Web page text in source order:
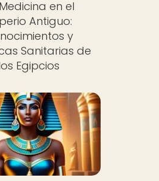
en el
Antiguo:
y
Sanitarias de
Egipcios